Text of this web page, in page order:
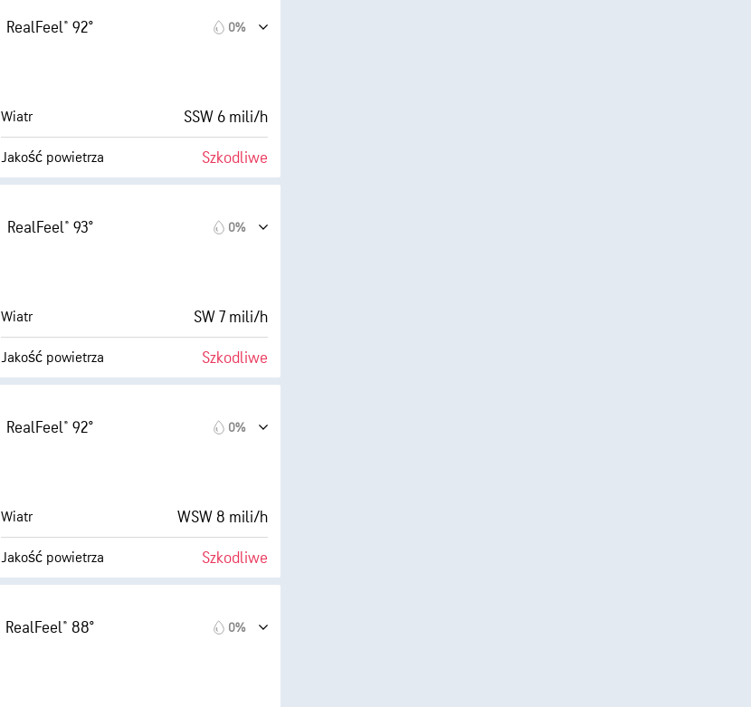
Zachmurzenie
Pułap chmur 1900 stopy
RealFeel® 92° 0%
Wiatr SSW 6 mili/h
Jakość powietrza Szkodliwe
Zachmurzenie
Pułap chmur 30000 stopy
RealFeel® 93° 0%
Wiatr SW 7 mili/h
Jakość powietrza Szkodliwe
Zachmurzenie
Pułap chmur 30000 stopy
RealFeel® 92° 0%
Wiatr WSW 8 mili/h
Jakość powietrza Szkodliwe
RealFeel® 88° 0%